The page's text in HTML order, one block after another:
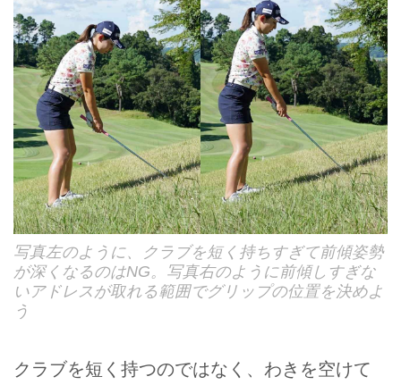
写真左のように、クラブを短く持ちすぎて前傾姿勢
が深くなるのはNG。写真右のように前傾しすぎな
いアドレスが取れる範囲でグリップの位置を決めよ
う
クラブを短く持つのではなく、わきを空けて